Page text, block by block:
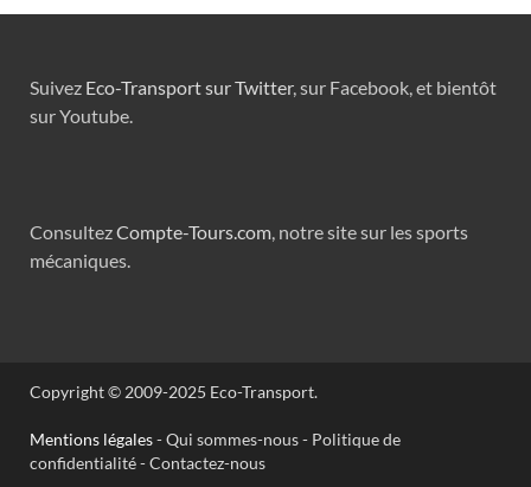
Suivez Eco-Transport sur Twitter, sur Facebook, et bientôt
sur Youtube.
ConsultezCompte-Tours.com , notre site sur les sports
mécaniques.
Copyright © 2009-2025 Eco-Transport.
Mentions légales- Qui sommes-nous - Politique de
confidentialité - Contactez-nous